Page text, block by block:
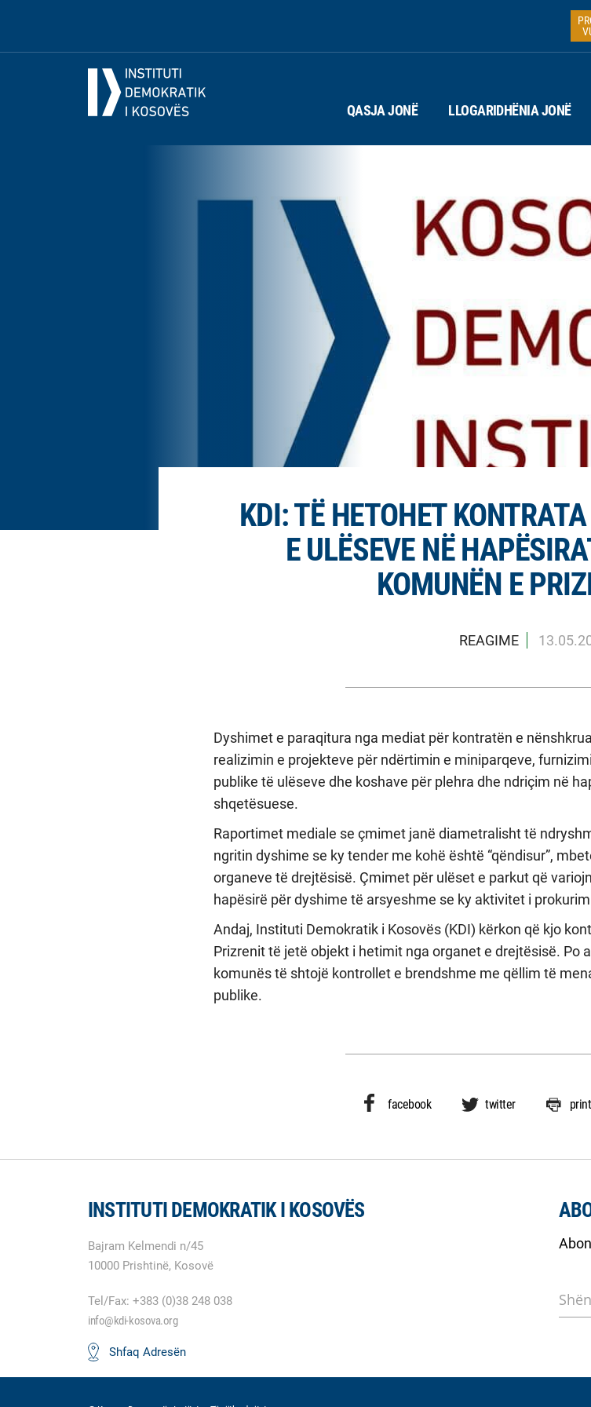
QASJA JONË LLOGARIDHËNIA JONË
KDI: TË HETOHET
E ULËSEVE NË
KOMUNËN E
REAGIME
Dyshimet e paraqitura nga mediat për kontratën e
realizimin e projekteve për ndërtimin e miniparqeve,
publike të ulëseve dhe koshave për plehra dhe ndriçim në
shqetësuese.
Raportimet mediale se çmimet janë diametralisht të
ngritin dyshime se ky tender me kohë është “qëndisur”,
organeve të drejtësisë. Çmimet për ulëset e parkut që
hapësirë për dyshime të arsyeshme se ky aktivitet i
Andaj, Instituti Demokratik i Kosovës (KDI) kërkon që kjo
Prizrenit të jetë objekt i hetimit nga organet e drejtësisë. Po
komunës të shtojë kontrollet e brendshme me qëllim të
publike.
facebook twitter print
INSTITUTI DEMOKRATIK I KOSOVËS
Bajram Kelmendi n/45
10000 Prishtinë, Kosovë
Tel/Fax: +383 (0)38 248 038
info@kdi-kosova.org
Shfaq Adresën